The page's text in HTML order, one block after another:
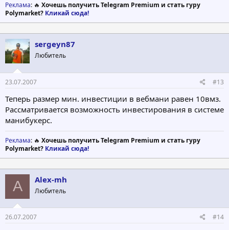
Реклама: 🔥 Хочешь получить Telegram Premium и стать гуру
Polymarket? Кликай сюда!
sergeyn87
Любитель
23.07.2007 #13
Теперь размер мин. инвестиции в вебмани равен 10вмз.
Рассматривается возможность инвестирования в системе
манибукерс.
Реклама: 🔥 Хочешь получить Telegram Premium и стать гуру
Polymarket? Кликай сюда!
A Alex-mh
Любитель
26.07.2007 #14